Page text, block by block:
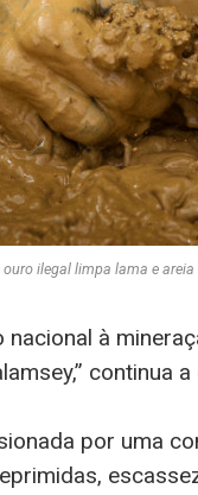
ilegal limpa lama e
à
continua
por uma